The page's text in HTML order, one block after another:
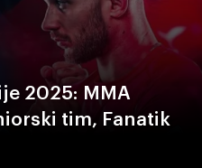
2025: MMA
tim, Fanatik